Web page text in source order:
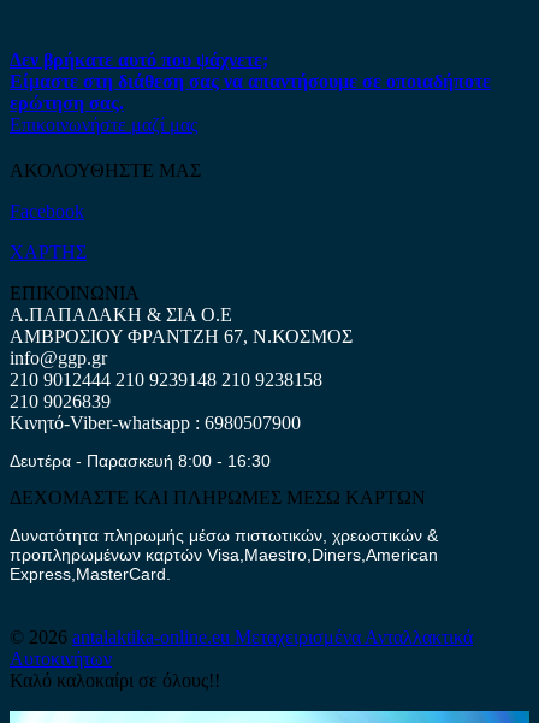
Δεν βρήκατε αυτό που ψάχνετε;
Είμαστε στη διάθεση σας να απαντήσουμε σε οποιαδήποτε
ερώτηση σας.
Επικοινωνήστε μαζί μας
ΑΚΟΛΟΥΘΗΣΤΕ ΜΑΣ
Facebook
ΧΑΡΤΗΣ
ΕΠΙΚΟΙΝΩΝΙΑ
Α.ΠΑΠΑΔΑΚΗ & ΣΙΑ Ο.Ε
ΑΜΒΡΟΣΙΟΥ ΦΡΑΝΤΖΗ 67, Ν.ΚΟΣΜΟΣ
info@ggp.gr
210 9012444 210 9239148 210 9238158
210 9026839
Κινητό-Viber-whatsapp : 6980507900
Δευτέρα - Παρασκευή 8:00 - 16:30
ΔΕΧΟΜΑΣΤΕ ΚΑΙ ΠΛΗΡΩΜΕΣ ΜΕΣΩ ΚΑΡΤΩΝ
Δυνατότητα πληρωμής μέσω πιστωτικών, χρεωστικών &
προπληρωμένων καρτών Visa,Maestro,Diners,American
Express,MasterCard.
© 2026 antalaktika-online.eu Μεταχειρισμένα Ανταλλακτικά
Αυτοκινήτων
Καλό καλοκαίρι σε όλους!!